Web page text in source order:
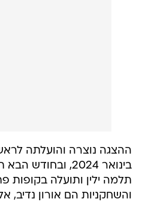
ההצגה נוצרה והועלתה
בינואר 2024,
תלמה ילין ותועלה בקופות
והשחקניות הם אורון נדיב,